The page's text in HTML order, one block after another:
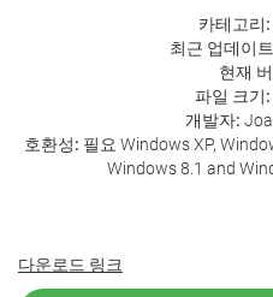
카테고리:
최근 업데이
현재
파일 크기:
개발자:
호환성: 필요 Windows XP,
Windows 8.1 and
다운로드 링크